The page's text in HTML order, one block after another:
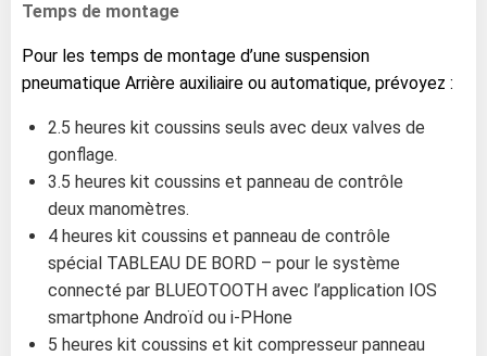
Temps de montage
Pour les temps de montage d’une suspension
pneumatique Arrière auxiliaire ou automatique, prévoyez :
2.5 heures kit coussins seuls avec deux valves de
gonflage.
3.5 heures kit coussins et panneau de contrôle
deux manomètres.
4 heures kit coussins et panneau de contrôle
spécial TABLEAU DE BORD – pour le système
connecté par BLUEOTOOTH avec l’application IOS
smartphone Androïd ou i-PHone
5 heures kit coussins et kit compresseur panneau